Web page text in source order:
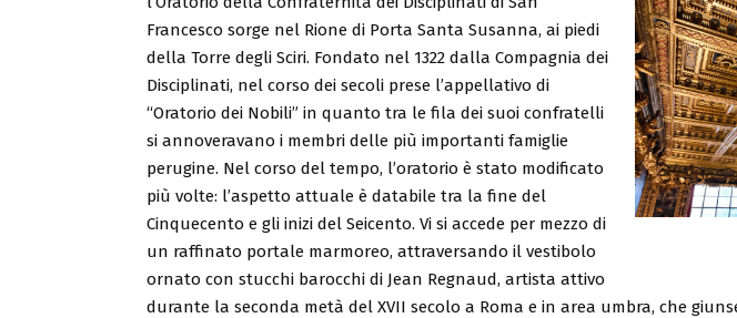
Francesco sorge nel Rione di Porta Santa Susanna, ai piedi
della Torre degli Sciri. Fondato nel 1322 dalla Compagnia dei
Disciplinati, nel corso dei secoli prese l’appellativo di
“Oratorio dei Nobili” in quanto tra le fila dei suoi confratelli
si annoveravano i membri delle più importanti famiglie
perugine. Nel corso del tempo, l’oratorio è stato modificato
più volte: l’aspetto attuale è databile tra la fine del
Cinquecento e gli inizi del Seicento. Vi si accede per mezzo di
un raffinato portale marmoreo, attraversando il vestibolo
ornato con stucchi barocchi di Jean Regnaud, artista attivo
durante la seconda metà del XVII secolo a Roma e in area umbra, che